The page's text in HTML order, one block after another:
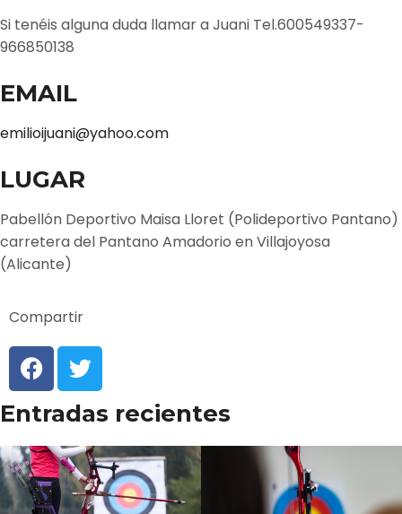
Si tenéis alguna duda llamar a Juani Tel.600549337-
966850138
EMAIL
emilioijuani@yahoo.com
LUGAR
Pabellón Deportivo Maisa Lloret (Polideportivo Pantano)
carretera del Pantano Amadorio en Villajoyosa
(Alicante)
Compartir
Entradas recientes